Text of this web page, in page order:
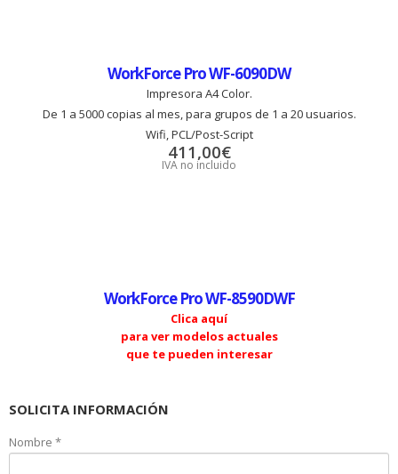
WorkForce Pro WF-6090DW
Impresora A4 Color.
De 1 a 5000 copias al mes, para grupos de 1 a 20 usuarios.
Wifi, PCL/Post-Script
411,00€
IVA no incluido
WorkForce Pro WF-8590DWF
Clica aquí
para ver modelos actuales
que te pueden interesar
SOLICITA INFORMACIÓN
Nombre *